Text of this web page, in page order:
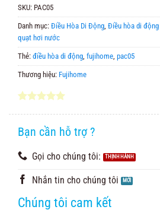
SKU: PAC05
Danh mục: Điều Hòa Di Động Điều hòa di
quạt hơi nước
Thẻ: điều hòa di động fujihome pac05
Thương hiệu: Fujihome
đánh giá
Bạn cần hỗ trợ ?
Gọi cho chúng tôi:
Nhắn tin cho chúng tôi
Chúng tôi cam kết